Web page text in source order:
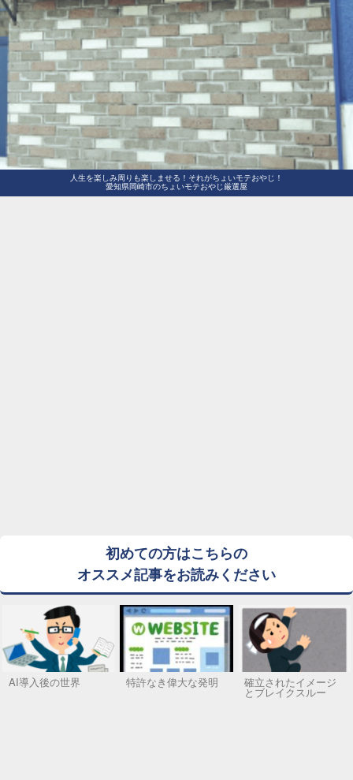
人生を楽しみ周りも楽しませる！それがちょいモテおやじ！
愛知県岡崎市のちょいモテおやじ厳選屋
初めての方はこちらの
オススメ記事をお読みください
AI導入後の世界 特許なき偉大な発明 確立されたイメージ
とブレイクスルー